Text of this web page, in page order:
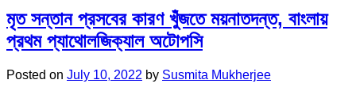
মৃত সন্তান প্রসবের কারণ খুঁজতে ময়নাতদন্ত, বাংলায়
প্রথম প্যাথোলজিক্যাল অটোপসি
Posted on July 10, 2022 by Susmita Mukherjee